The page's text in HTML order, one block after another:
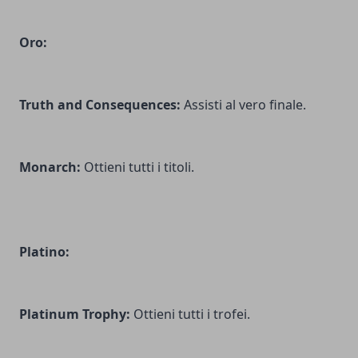
Oro:
Truth and Consequences: Assisti al vero finale.
Monarch: Ottieni tutti i titoli.
Platino:
Platinum Trophy: Ottieni tutti i trofei.